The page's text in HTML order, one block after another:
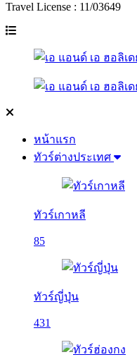
Travel License : 11/03649
หน้าแรก
ทัวร์ต่างประเทศ
ทัวร์เกาหลี
85
ทัวร์ญี่ปุ่น
431